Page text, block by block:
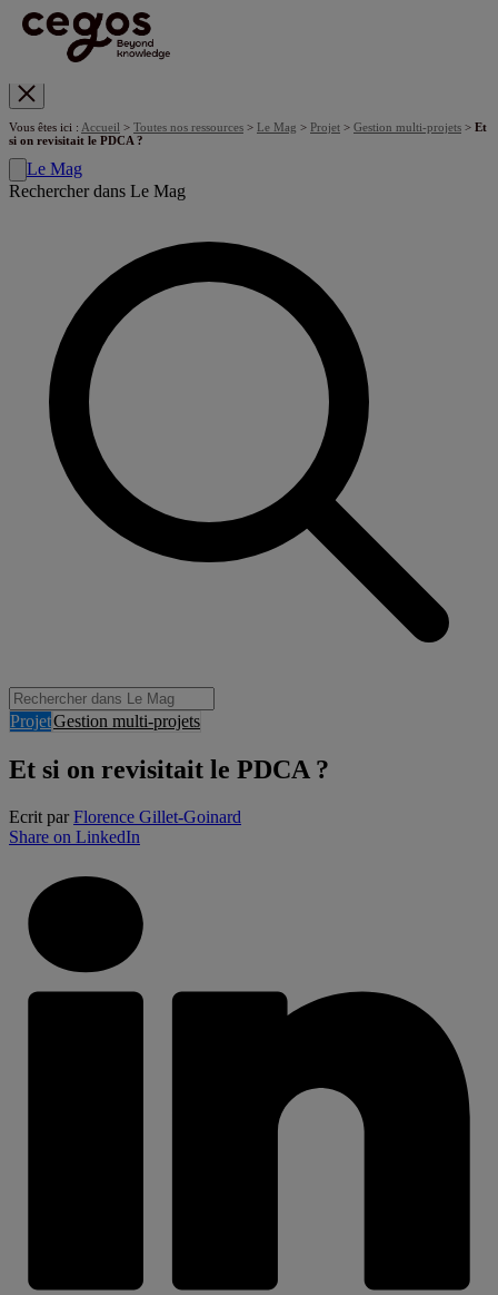
Vous êtes ici : Accueil > Toutes nos ressources > Le Mag > Projet > Gestion multi-projets > Et
si on revisitait le PDCA ?
Le Mag
Rechercher dans Le Mag
ProjetGestion multi-projets
Et si on revisitait le PDCA ?
Ecrit parFlorence Gillet-Goinard
Share on LinkedIn